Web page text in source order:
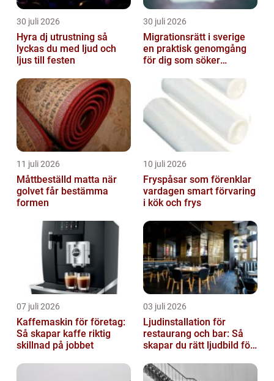
30 juli 2026
Hyra dj utrustning så
lyckas du med ljud och
ljus till festen
30 juli 2026
Migrationsrätt i sverige
en praktisk genomgång
för dig som söker
11 juli 2026
Måttbeställd matta när
golvet får bestämma
formen
10 juli 2026
Fryspåsar som förenklar
vardagen smart förvaring
i kök och frys
07 juli 2026
Kaffemaskin för företag:
Så skapar kaffe riktig
skillnad på jobbet
03 juli 2026
Ljudinstallation för
restaurang och bar: Så
skapar du rätt ljudbild för